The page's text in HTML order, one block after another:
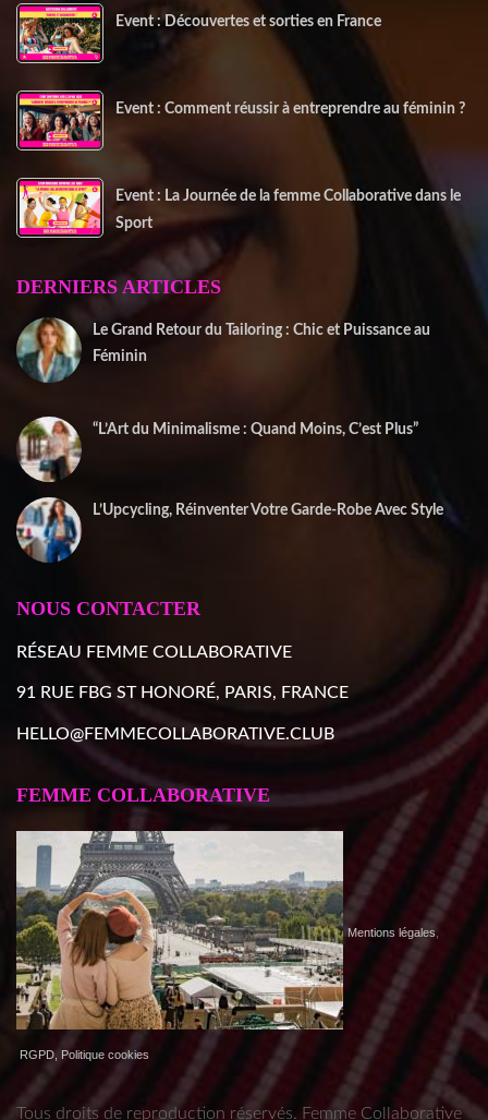
Event : Découvertes et sorties en France
Event : Comment réussir à entreprendre au féminin ?
Event : La Journée de la femme Collaborative dans le
Sport
DERNIERS ARTICLES
Le Grand Retour du Tailoring : Chic et Puissance au
Féminin
“L’Art du Minimalisme : Quand Moins, C’est Plus”
L’Upcycling, Réinventer Votre Garde-Robe Avec Style
NOUS CONTACTER
RÉSEAU FEMME COLLABORATIVE
91 RUE FBG ST HONORÉ, PARIS, FRANCE
HELLO@FEMMECOLLABORATIVE.CLUB
FEMME COLLABORATIVE
Mentions légales,
RGPD, Politique cookies
Tous droits de reproduction réservés. Femme Collaborative